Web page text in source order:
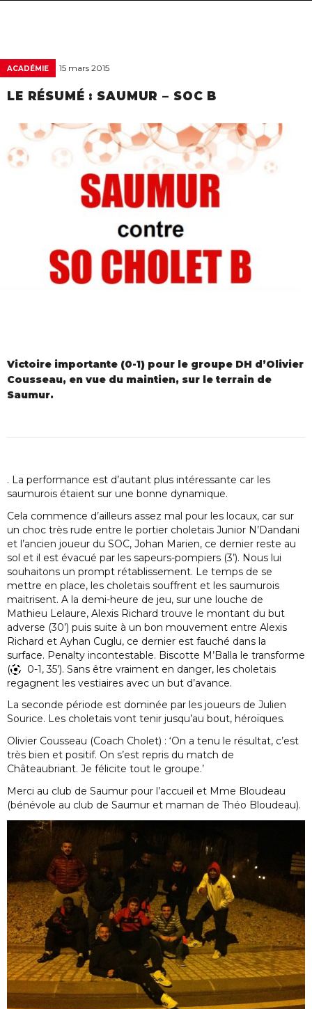
ACADÉMIE 15 mars 2015
LE RÉSUMÉ : SAUMUR – SOC B
Victoire importante (0-1) pour le groupe DH d’Olivier
Cousseau, en vue du maintien, sur le terrain de
Saumur.
. La performance est d’autant plus intéressante car les
saumurois étaient sur une bonne dynamique.
Cela commence d’ailleurs assez mal pour les locaux, car sur
un choc très rude entre le portier choletais Junior N’Dandani
et l’ancien joueur du SOC, Johan Marien, ce dernier reste au
sol et il est évacué par les sapeurs-pompiers (3’). Nous lui
souhaitons un prompt rétablissement. Le temps de se
mettre en place, les choletais souffrent et les saumurois
maitrisent. A la demi-heure de jeu, sur une louche de
Mathieu Lelaure, Alexis Richard trouve le montant du but
adverse (30’) puis suite à un bon mouvement entre Alexis
Richard et Ayhan Cuglu, ce dernier est fauché dans la
surface. Penalty incontestable. Biscotte M’Balla le transforme
(
0-1, 35’). Sans être vraiment en danger, les choletais
regagnent les vestiaires avec un but d’avance.
La seconde période est dominée par les joueurs de Julien
Sourice. Les choletais vont tenir jusqu’au bout, héroïques.
Olivier Cousseau (Coach Cholet) : ‘On a tenu le résultat, c’est
très bien et positif. On s’est repris du match de
Châteaubriant. Je félicite tout le groupe.’
Merci au club de Saumur pour l’accueil et Mme Bloudeau
(bénévole au club de Saumur et maman de Théo Bloudeau).